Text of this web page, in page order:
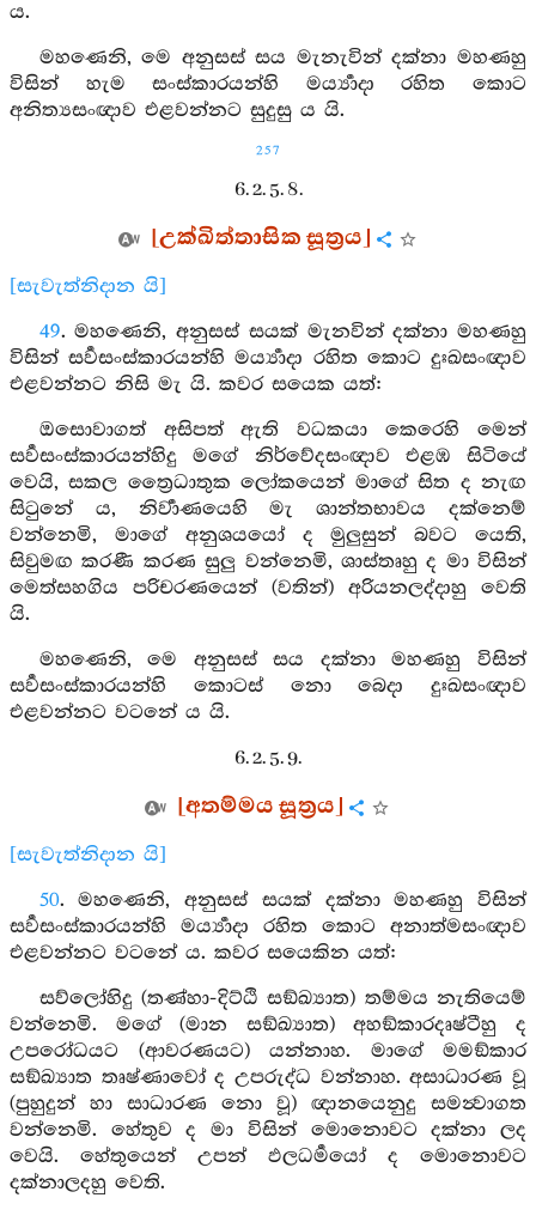
ය.
මහණෙනි, මෙ අනුසස් සය මැනැවින් දක්නා මහණහු
විසින් හැම සංස්කාරයන්හි මර්‍ය්‍යාදා රහිත කොට
අනිත්‍යසංඥාව එළවන්නට සුදුසු ය යි.
257
6. 2. 5. 8.
[උක්ඛිත්තාසික සූත්‍රය]
[සැවැත්නිදාන යි]
49. මහණෙනි, අනුසස් සයක් මැනවින් දක්නා මහණහු
විසින් සර්‍වසංස්කාරයන්හි මර්‍ය්‍යාදා රහිත කොට දුඃඛසංඥාව
එළවන්නට නිසි මැ යි. කවර සයෙක යත්:
ඔසොවාගත් අසිපත් ඇති වධකයා කෙරෙහි මෙන්
සර්‍වසංස්කාරයන්හිදු මගේ නිර්වේදසංඥාව එළඹ සිටියේ
වෙයි, සකල ත්‍රෛධාතුක ලෝකයෙන් මාගේ සිත ද නැඟ
සිටුනේ ය, නිර්‍වාණයෙහි මැ ශාන්තභාවය දක්නෙම්
වන්නෙමි, මාගේ අනුශයයෝ ද මුලුසුන් බවට යෙති,
සිවුමඟ කරණී කරණ සුලු වන්නෙමි, ශාස්තෘහු ද මා විසින්
මෙත්සහගිය පරිචරණයෙන් (වතින්) අරියනලද්දාහු වෙති
යි.
මහණෙනි, මෙ අනුසස් සය දක්නා මහණහු විසින්
සර්‍වසංස්කාරයන්හි කොටස් නො බෙදා දුඃඛසංඥාව
එළවන්නට වටනේ ය යි.
6. 2. 5. 9.
[අතම්මය සූත්‍රය]
[සැවැත්නිදාන යි]
50. මහණෙනි, අනුසස් සයක් දක්නා මහණහු විසින්
සර්‍වසංස්කාරයන්හි මර්‍ය්‍යාදා රහිත කොට අනාත්මසංඥාව
එළවන්නට වටනේ ය. කවර සයෙකින යත්:
සව්ලෝහිදු (තණ්හා-දිට්ඨි සඞ්ඛ්‍යාත) තම්මය නැතියෙම්
වන්නෙමි. මගේ (මාන සඞ්ඛ්‍යාත) අහඞ්කාරදෘෂ්ටීහු ද
උපරෝධයට (ආවරණයට) යන්නාහ. මාගේ මමඞ්කාර
සඞ්ඛ්‍යාත තෘෂ්ණාවෝ ද උපරුද්ධ වන්නාහ. අසාධාරණ වූ
(පුහුදුන් හා සාධාරණ නො වූ) ඥානයෙනුදු සමන්‍වාගත
වන්නෙමි. හේතුව ද මා විසින් මොනොවට දක්නා ලද
වෙයි. හේතුයෙන් උපන් ඵලධර්‍මයෝ ද මොනොවට
දක්නාලදහු වෙති.